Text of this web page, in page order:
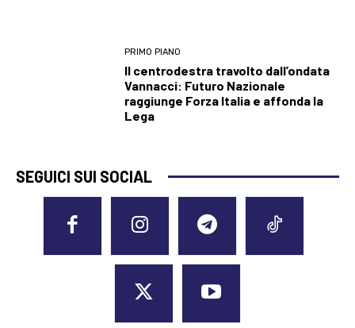
PRIMO PIANO
Il centrodestra travolto dall’ondata
Vannacci: Futuro Nazionale
raggiunge Forza Italia e affonda la
Lega
SEGUICI SUI SOCIAL